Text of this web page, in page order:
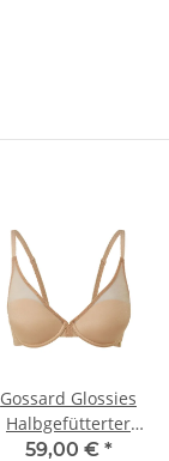
Gossard Glossies
Halbgefütterter
Triangel BH Nude
59,00 € *